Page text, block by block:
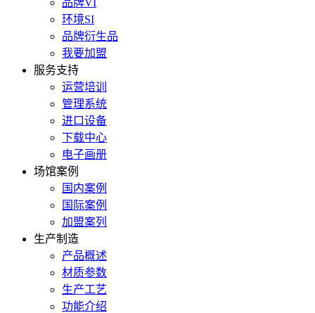
品牌VI
环境SI
品牌衍生品
我要加盟
服务支持
运营培训
管理系统
进口设备
下载中心
电子画册
场馆案例
国内案例
国际案例
加盟案列
生产制造
产品概述
材质参数
生产工艺
功能介绍